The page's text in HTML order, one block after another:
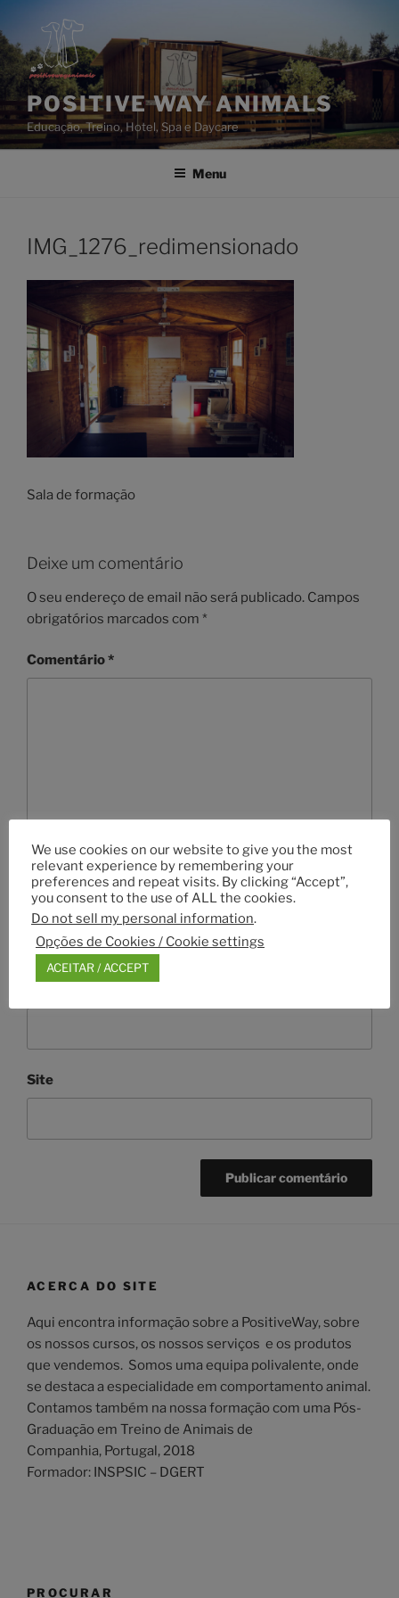
para
o
conteúdo
POSITIVE WAY ANIMALS
Educação, Treino, Hotel, Spa e Daycare
Menu
IMG_1276_redimensionado
Sala de formação
Deixe um comentário
O seu endereço de email não será publicado. Campos
obrigatórios marcados com *
Comentário*
Nome*
Site
ACERCA DO SITE
Aqui encontra informação sobre a PositiveWay, sobre
os nossos cursos, os nossos serviços e os produtos
que vendemos. Somos uma equipa polivalente, onde
se destaca a especialidade em comportamento animal.
Contamos também na nossa formação com uma Pós-
Graduação em Treino de Animais de
Companhia, Portugal, 2018
Formador: INSPSIC – DGERT
PROCURAR
We use cookies on our website to give you the most
relevant experience by remembering your
preferences and repeat visits. By clicking “Accept”,
you consent to the use of ALL the cookies.
Do not sell my personal information.
Opções de Cookies / Cookie settings
ACEITAR / ACCEPT